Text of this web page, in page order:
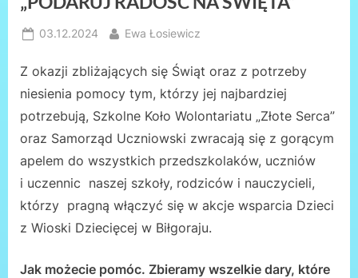
Posted
03.12.2024 By
Ewa Łosiewicz
Z okazji zbliżających się Świąt oraz z potrzeby
niesienia pomocy tym, którzy jej najbardziej
potrzebują, Szkolne Koło Wolontariatu „Złote Serca”
oraz Samorząd Uczniowski zwracają się z gorącym
apelem do wszystkich przedszkolaków, uczniów
i uczennic naszej szkoły, rodziców i nauczycieli,
którzy pragną włączyć się w akcje wsparcia Dzieci
z Wioski Dziecięcej w Biłgoraju.
Jak możecie pomóc. Zbieramy wszelkie dary, które